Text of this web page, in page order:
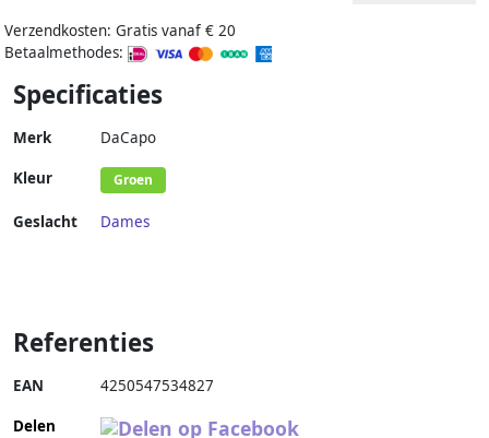
Verzendkosten: Gratis vanaf € 20
Betaalmethodes:
Specificaties
Merk DaCapo
Kleur Groen
Geslacht Dames
Referenties
EAN 4250547534827
Delen